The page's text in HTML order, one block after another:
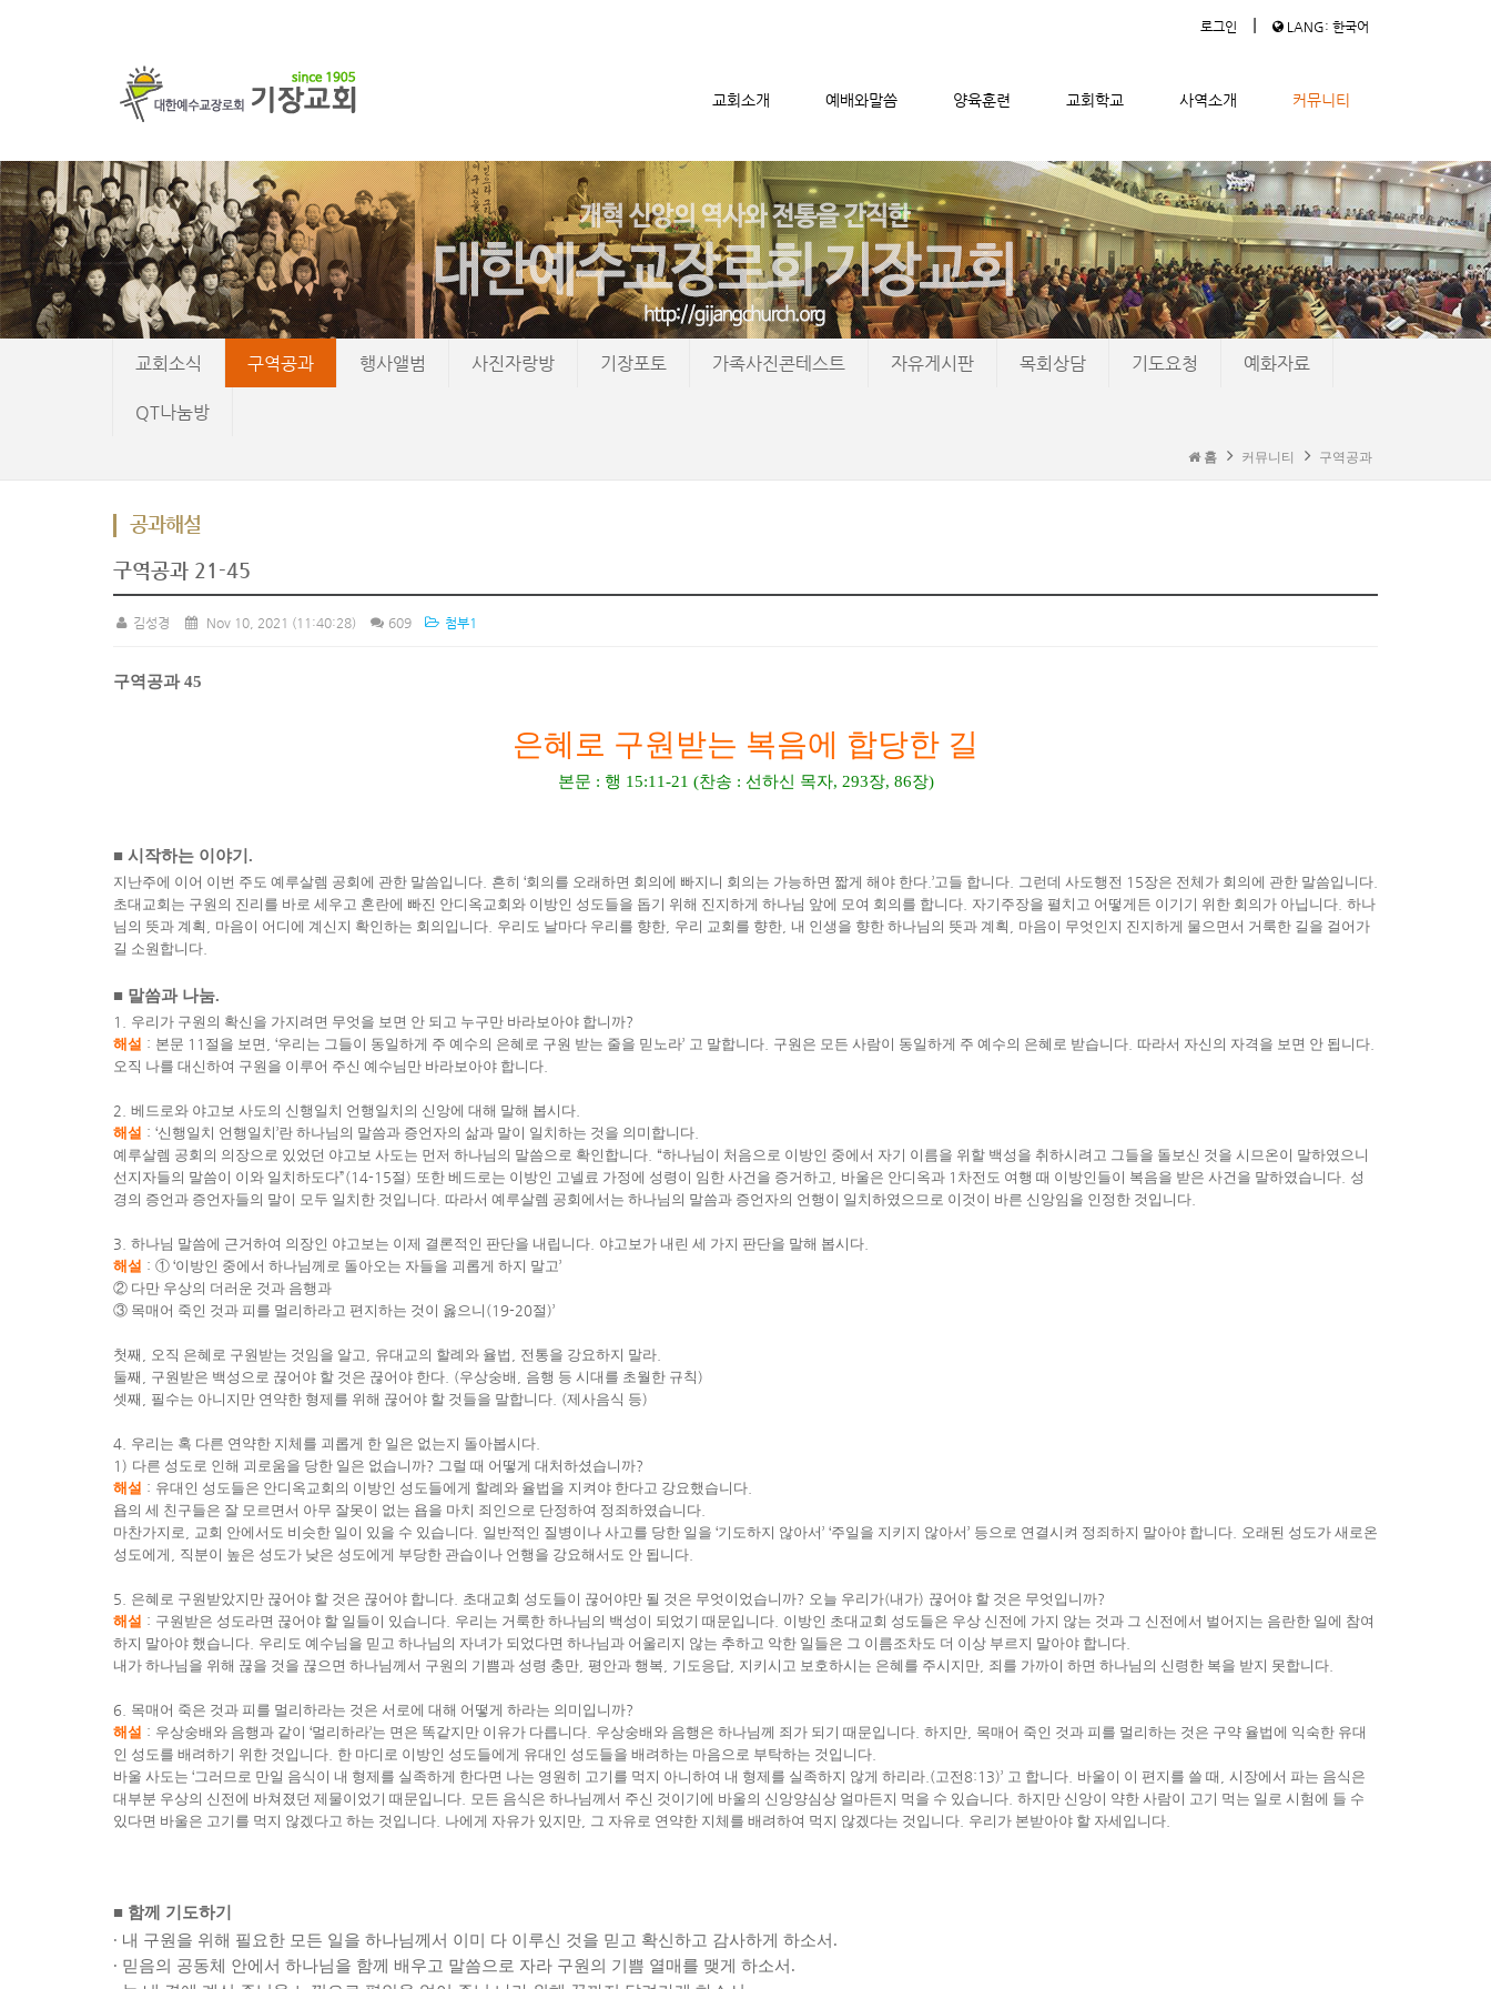
로그인 | LANG: 한국어
교회소개 예배와말씀 양육훈련 교회학교 사역소개 커뮤니티
메뉴 건너뛰기
교회소식 구역공과 행사앨범 사진자랑방 기장포토 가족사진콘테스트 자유게시판 목회상담 기도요청 예화자료
QT나눔방
홈 커뮤니티 구역공과
공과해설
구역공과 21-45
김성경 Nov 10, 2021 (11:40:28) 609 첨부1
구역공과45
은혜로 구원받는 복음에 합당한 길
본문 : 행 15:11-21 (찬송 : 선하신 목자, 293장, 86장)
■ 시작하는 이야기 .
지난주에 이어 이번 주도 예루살렘 공회에 관한 말씀입니다 흔히 ‘회의를 오래하면 회의에 빠지니 회의는 가능하면 짧게 해야 한다 .’고들 합니다 그런데 사도행전 15장은 전체가 회의에 관한 말씀입니다
초대교회는 구원의 진리를 바로 세우고 혼란에 빠진 안디옥교회와 이방인 성도들을 돕기 위해 진지하게 하나님 앞에 모여 회의를 합니다 자기주장을 펼치고 어떻게든 이기기 위한 회의가 아닙니다 하나
님의 뜻과 계획
마음이 어디에 계신지 확인하는 회의입니다 우리도 날마다 우리를 향한 우리 교회를 향한 내 인생을 향한 하나님의 뜻과 계획
마음이 무엇인지 진지하게 물으면서 거룩한 길을 걸어가
길 소원합니다
■ 말씀과 나눔.
1. 우리가 구원의 확신을 가지려면 무엇을 보면 안 되고 누구만 바라보아야 합니까?
해설 : 본문 11 절을 보면 , ‘우리는 그들이 동일하게 주 예수의 은혜로 구원 받는 줄을 믿노라’ 고 말합니다 구원은 모든 사람이 동일하게 주 예수의 은혜로 받습니다 따라서 자신의 자격을 보면 안 됩니다
오직 나를 대신하여 구원을 이루어 주신 예수님만 바라보아야 합니다
2. 베드로와 야고보 사도의 신행일치 언행일치의 신앙에 대해 말해 봅시다
해설 : ‘신행일치 언행일치’란 하나님의 말씀과 증언자의 삶과 말이 일치하는 것을 의미합니다
예루살렘 공회의 의장으로 있었던 야고보 사도는 먼저 하나님의 말씀으로 확인합니다 . “하나님이 처음으로 이방인 중에서 자기 이름을 위할 백성을 취하시려고 그들을 돌보신 것을 시므온이 말하였으니
선지자들의 말씀이 이와 일치하도다”(14-15절) 또한 베드로는 이방인 고넬료 가정에 성령이 임한 사건을 증거하고 바울은 안디옥과 1 차전도 여행 때 이방인들이 복음을 받은 사건을 말하였습니다 성
경의 증언과 증언자들의 말이 모두 일치한 것입니다 따라서 예루살렘 공회에서는 하나님의 말씀과 증언자의 언행이 일치하였으므로 이것이 바른 신앙임을 인정한 것입니다
3. 하나님 말씀에 근거하여 의장인 야고보는 이제 결론적인 판단을 내립니다 야고보가 내린 세 가지 판단을 말해 봅시다
해설 : ① ‘이방인 중에서 하나님께로 돌아오는 자들을 괴롭게 하지 말고’
② 다만 우상의 더러운 것과 음행과
③ 목매어 죽인 것과 피를 멀리하라고 편지하는 것이 옳으니 (19-20절)’
첫째 오직 은혜로 구원받는 것임을 알고 유대교의 할례와 율법 전통을 강요하지 말라
둘째
구원받은 백성으로 끊어야 할 것은 끊어야 한다 . (우상숭배 음행 등 시대를 초월한 규칙)
셋째
필수는 아니지만 연약한 형제를 위해 끊어야 할 것들을 말합니다 . (제사음식 등)
4. 우리는 혹 다른 연약한 지체를 괴롭게 한 일은 없는지 돌아봅시다
1) 다른 성도로 인해 괴로움을 당한 일은 없습니까? 그럴 때 어떻게 대처하셨습니까?
해설 : 유대인 성도들은 안디옥교회의 이방인 성도들에게 할례와 율법을 지켜야 한다고 강요했습니다
욥의 세 친구들은 잘 모르면서 아무 잘못이 없는 욥을 마치 죄인으로 단정하여 정죄하였습니다
마찬가지로
교회 안에서도 비슷한 일이 있을 수 있습니다 일반적인 질병이나 사고를 당한 일을 ‘기도하지 않아서’ ‘주일을 지키지 않아서’ 등으로 연결시켜 정죄하지 말아야 합니다 오래된 성도가 새로온
성도에게
직분이 높은 성도가 낮은 성도에게 부당한 관습이나 언행을 강요해서도 안 됩니다
5. 은혜로 구원받았지만 끊어야 할 것은 끊어야 합니다 초대교회 성도들이 끊어야만 될 것은 무엇이었습니까? 오늘 우리가(내가) 끊어야 할 것은 무엇입니까?
해설 : 구원받은 성도라면 끊어야 할 일들이 있습니다 우리는 거룩한 하나님의 백성이 되었기 때문입니다 이방인 초대교회 성도들은 우상 신전에 가지 않는 것과 그 신전에서 벌어지는 음란한 일에 참여
하지 말아야 했습니다 우리도 예수님을 믿고 하나님의 자녀가 되었다면 하나님과 어울리지 않는 추하고 악한 일들은 그 이름조차도 더 이상 부르지 말아야 합니다
내가 하나님을 위해 끊을 것을 끊으면 하나님께서 구원의 기쁨과 성령 충만 평안과 행복 기도응답 지키시고 보호하시는 은혜를 주시지만 죄를 가까이 하면 하나님의 신령한 복을 받지 못합니다
6. 목매어 죽은 것과 피를 멀리하라는 것은 서로에 대해 어떻게 하라는 의미입니까?
해설 : 우상숭배와 음행과 같이 ‘멀리하라’는 면은 똑같지만 이유가 다릅니다 우상숭배와 음행은 하나님께 죄가 되기 때문입니다 하지만 목매어 죽인 것과 피를 멀리하는 것은 구약 율법에 익숙한 유대
인 성도를 배려하기 위한 것입니다 한 마디로 이방인 성도들에게 유대인 성도들을 배려하는 마음으로 부탁하는 것입니다
바울 사도는 ‘그러므로 만일 음식이 내 형제를 실족하게 한다면 나는 영원히 고기를 먹지 아니하여 내 형제를 실족하지 않게 하리라 .(고전8:13)’ 고 합니다 바울이 이 편지를 쓸 때
시장에서 파는 음식은
대부분 우상의 신전에 바쳐졌던 제물이었기 때문입니다 모든 음식은 하나님께서 주신 것이기에 바울의 신앙양심상 얼마든지 먹을 수 있습니다 하지만 신앙이 약한 사람이 고기 먹는 일로 시험에 들 수
있다면 바울은 고기를 먹지 않겠다고 하는 것입니다 나에게 자유가 있지만 그 자유로 연약한 지체를 배려하여 먹지 않겠다는 것입니다 우리가 본받아야 할 자세입니다
■ 함께 기도하기
∙ 내 구원을 위해 필요한 모든 일을 하나님께서 이미 다 이루신 것을 믿고 확신하고 감사하게 하소서 .
∙ 믿음의 공동체 안에서 하나님을 함께 배우고 말씀으로 자라 구원의 기쁨 열매를 맺게 하소서 .